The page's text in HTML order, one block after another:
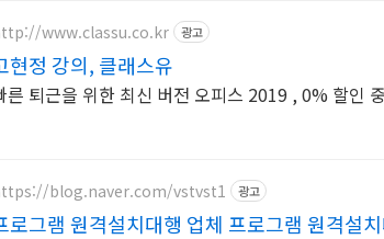
www.classu.co.kr 광고
현정 강의, 클래스유
blog.naver.com/vstvst1 광고
로그램 원격설치대행 업체 프로그램 원격설